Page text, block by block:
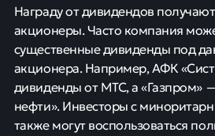
Награду от дивидендов
акционеры. Часто компания
существенные дивиденды под
акционера. Например, АФК
дивиденды от МТС, а «Газпром»
нефти». Инвесторы с
также могут воспользоваться